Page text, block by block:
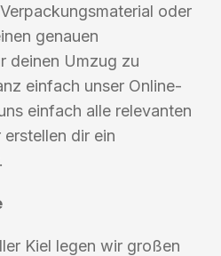
oder
genauen
deinen Umzug zu
einfach unser Online-
einfach alle relevanten
dir ein
Kiel legen wir großen